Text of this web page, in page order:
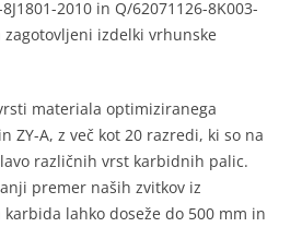
2010 in Q/62071126-8K003-
zagotovljeni izdelki vrhunske
materiala optimiziranega
ZY-A, z več kot 20 razredi, ki so na
različnih vrst karbidnih palic.
premer naših zvitkov iz
lahko doseže do 500 mm in